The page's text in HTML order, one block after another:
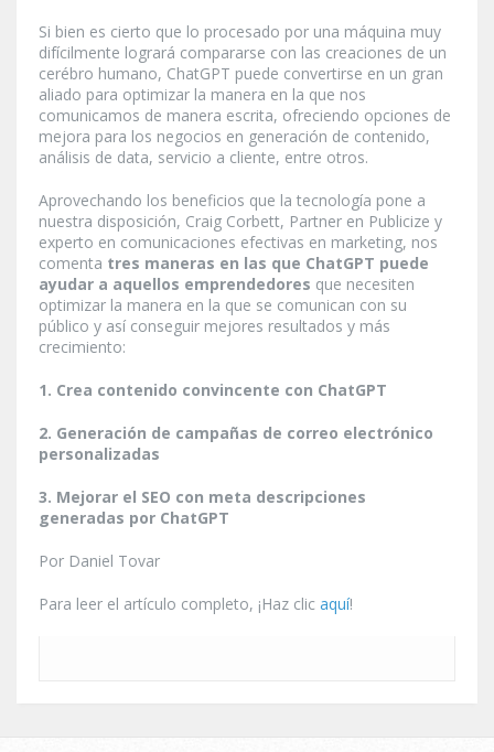
Si bien es cierto que lo procesado por una máquina muy
difícilmente logrará compararse con las creaciones de un
cerébro humano, ChatGPT puede convertirse en un gran
aliado para optimizar la manera en la que nos
comunicamos de manera escrita, ofreciendo opciones de
mejora para los negocios en generación de contenido,
análisis de data, servicio a cliente, entre otros.
Aprovechando los beneficios que la tecnología pone a
nuestra disposición, Craig Corbett, Partner en Publicize y
experto en comunicaciones efectivas en marketing, nos
comenta tres maneras en las que ChatGPT puede
ayudar a aquellos emprendedores que necesiten
optimizar la manera en la que se comunican con su
público y así conseguir mejores resultados y más
crecimiento:
1. Crea contenido convincente con ChatGPT
2. Generación de campañas de correo electrónico
personalizadas
3. Mejorar el SEO con meta descripciones
generadas por ChatGPT
Por Daniel Tovar
Para leer el artículo completo, ¡Haz clic aquí!